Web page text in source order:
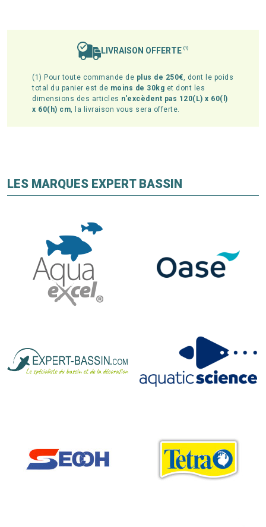
LIVRAISON OFFERTE (1)
(1) Pour toute commande de plus de 250€, dont le poids
total du panier est de moins de 30kg et dont les
dimensions des articles n'excèdent pas 120(L) x 60(l)
x 60(h) cm, la livraison vous sera offerte.
LES MARQUES EXPERT BASSIN